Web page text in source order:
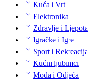
Kuća i Vrt
Elektronika
Zdravlje i Ljepota
Igračke i Igre
Sport i Rekreacija
Kućni ljubimci
Moda i Odjeća